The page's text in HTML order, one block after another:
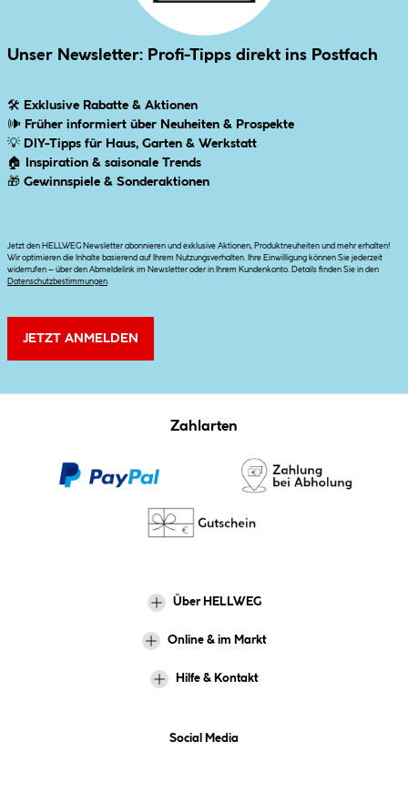
Unser Newsletter: Profi-Tipps direkt ins Postfach
🛠 Exklusive Rabatte & Aktionen
🕪 Früher informiert über Neuheiten & Prospekte
💡 DIY-Tipps für Haus, Garten & Werkstatt
🏠
Inspiration & saisonale Trends
🎁 Gewinnspiele & Sonderaktionen
Jetzt den HELLWEG Newsletter abonnieren und exklusive Aktionen, Produktneuheiten und mehr erhalten!
Wir optimieren die Inhalte basierend auf Ihrem Nutzungsverhalten. Ihre Einwilligung können Sie jederzeit
widerrufen – über den Abmeldelink im Newsletter oder in Ihrem Kundenkonto. Details finden Sie in den
Datenschutzbestimmungen
JETZT ANMELDEN
Zahlarten
Über HELLWEG
Online & im Markt
Hilfe & Kontakt
Social Media